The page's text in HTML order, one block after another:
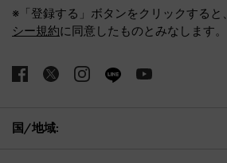
※「登録する」ボタンをクリックすると、
シー規約に同意したものとみなします。
国/地域: